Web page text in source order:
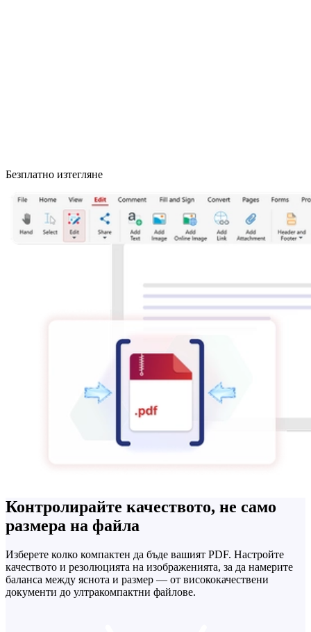
Безплатно изтегляне
Контролирайте качеството, не само
размера на файла
Изберете колко компактен да бъде вашият PDF. Настройте
качеството и резолюцията на изображенията, за да намерите
баланса между яснота и размер — от висококачествени
документи до ултракомпактни файлове.